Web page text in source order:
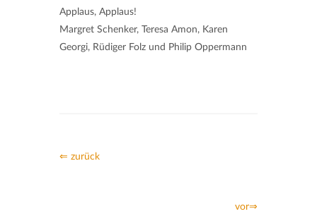
Applaus, Applaus!
Margret Schenker, Teresa Amon, Karen
Georgi, Rüdiger Folz und Philip Oppermann
⇐ zurück
vor⇒